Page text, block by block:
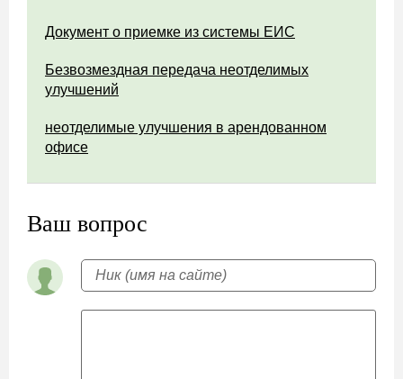
Документ о приемке из системы ЕИС
Безвозмездная передача неотделимых
улучшений
неотделимые улучшения в арендованном
офисе
Ваш вопрос